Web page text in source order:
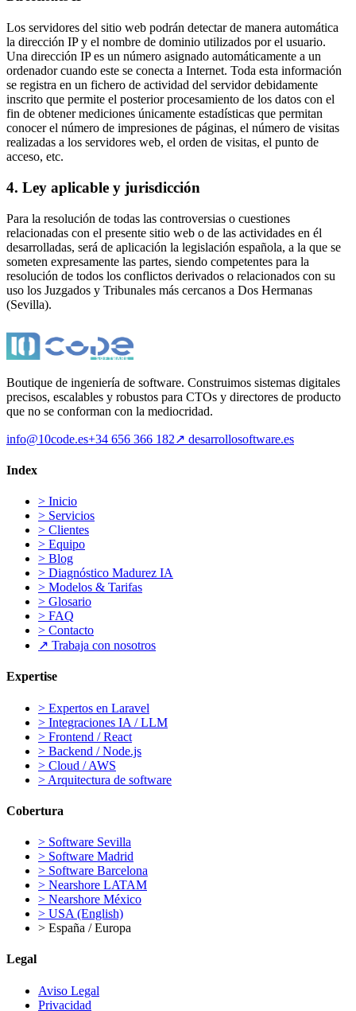
Los servidores del sitio web podrán detectar de manera automática
la dirección IP y el nombre de dominio utilizados por el usuario.
Una dirección IP es un número asignado automáticamente a un
ordenador cuando este se conecta a Internet. Toda esta información
se registra en un fichero de actividad del servidor debidamente
inscrito que permite el posterior procesamiento de los datos con el
fin de obtener mediciones únicamente estadísticas que permitan
conocer el número de impresiones de páginas, el número de visitas
realizadas a los servidores web, el orden de visitas, el punto de
acceso, etc.
4. Ley aplicable y jurisdicción
Para la resolución de todas las controversias o cuestiones
relacionadas con el presente sitio web o de las actividades en él
desarrolladas, será de aplicación la legislación española, a la que se
someten expresamente las partes, siendo competentes para la
resolución de todos los conflictos derivados o relacionados con su
uso los Juzgados y Tribunales más cercanos a Dos Hermanas
(Sevilla).
Boutique de ingeniería de software. Construimos sistemas digitales
precisos, escalables y robustos para CTOs y directores de producto
que no se conforman con la mediocridad.
info@10code.es+34 656 366 182↗ desarrollosoftware.es
Index
> Inicio
> Servicios
> Clientes
> Equipo
> Blog
> Diagnóstico Madurez IA
> Modelos & Tarifas
> Glosario
> FAQ
> Contacto
↗ Trabaja con nosotros
Expertise
> Expertos en Laravel
> Integraciones IA / LLM
> Frontend / React
> Backend / Node.js
> Cloud / AWS
> Arquitectura de software
Cobertura
> Software Sevilla
> Software Madrid
> Software Barcelona
> Nearshore LATAM
> Nearshore México
> USA (English)
> España / Europa
Legal
Aviso Legal
Privacidad